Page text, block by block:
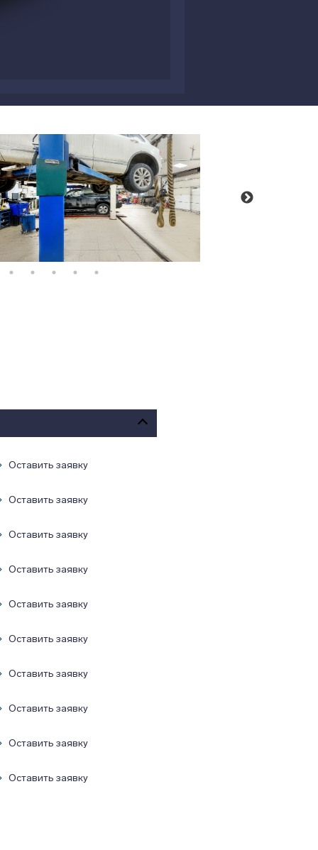
Оставить заявку
Оставить заявку
Оставить заявку
Оставить заявку
Оставить заявку
Оставить заявку
Оставить заявку
Оставить заявку
Оставить заявку
Оставить заявку